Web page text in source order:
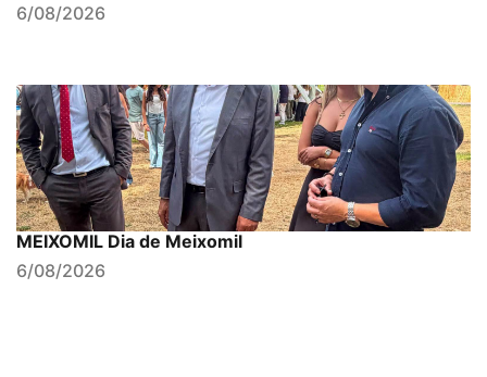
6/08/2026
MEIXOMIL Dia de Meixomil
6/08/2026